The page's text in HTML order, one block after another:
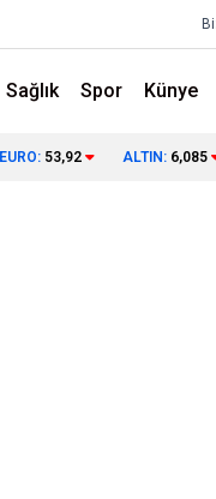
Sağlık Spor Künye
EURO: 53,92 ALTIN: 6,085